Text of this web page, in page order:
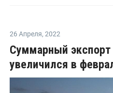
26 Апреля, 2022
Суммарный экспорт
увеличился в